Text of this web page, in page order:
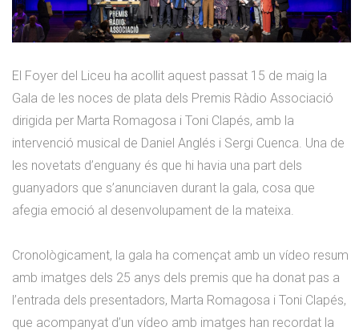
El Foyer del Liceu ha acollit aquest passat 15 de maig la
Gala de les noces de plata dels Premis Ràdio Associació
dirigida per Marta Romagosa i Toni Clapés, amb la
intervenció musical de Daniel Anglés i Sergi Cuenca. Una de
les novetats d’enguany és que hi havia una part dels
guanyadors que s’anunciaven durant la gala, cosa que
afegia emoció al desenvolupament de la mateixa.
Cronològicament, la gala ha començat amb un vídeo resum
amb imatges dels 25 anys dels premis que ha donat pas a
l’entrada dels presentadors, Marta Romagosa i Toni Clapés,
que acompanyat d’un vídeo amb imatges han recordat la